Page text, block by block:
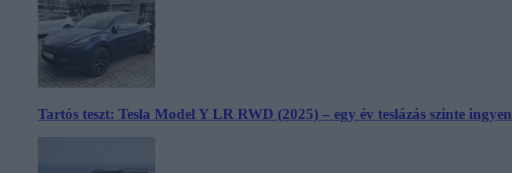
Tartós teszt: Tesla Model Y LR RWD (2025) – egy év teslázás szinte ingyen